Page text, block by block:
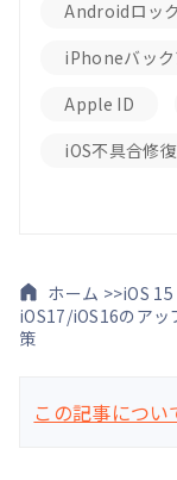
Androidロッ
iPhoneバッ
Apple ID
iOS不具合修復
ホーム >>iOS
iOS17/iOS16のア
策
この記事につ